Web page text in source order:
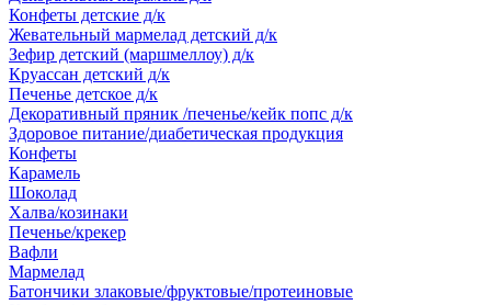
Конфеты детские д/к
Жевательный мармелад детский д/к
Зефир детский (маршмеллоу) д/к
Круассан детский д/к
Печенье детское д/к
Декоративный пряник /печенье/кейк попс д/к
Здоровое питание/диабетическая продукция
Конфеты
Карамель
Шоколад
Халва/козинаки
Печенье/крекер
Вафли
Мармелад
Батончики злаковые/фруктовые/протеиновые